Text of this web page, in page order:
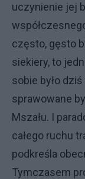
uczynienie jej
często, gęsto
siekiery, to
sobie było
sprawowane
Mszału. I
całego ruchu
podkreśla
Tymczasem